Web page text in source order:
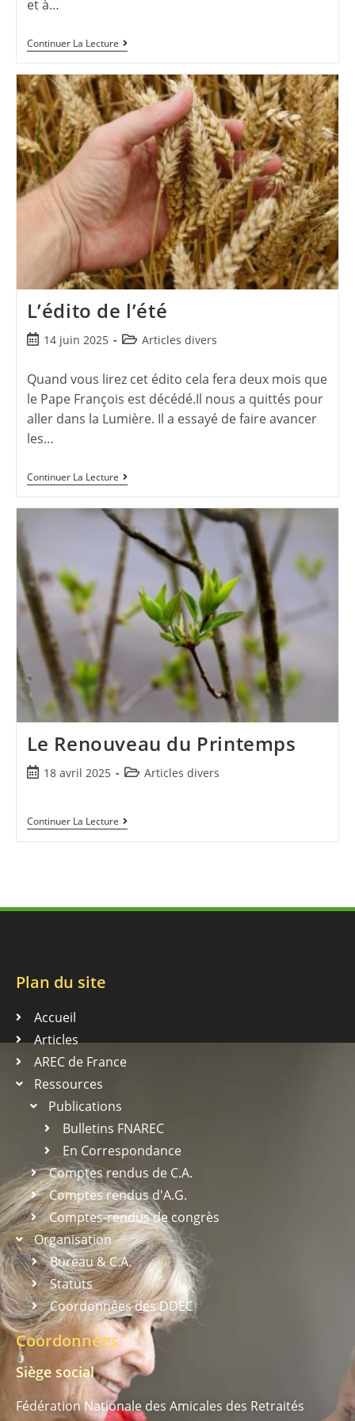
et à…
Continuer La Lecture
L’édito de l’été
14 juin 2025 Articles divers
Quand vous lirez cet édito cela fera deux mois que
le Pape François est décédé.Il nous a quittés pour
aller dans la Lumière. Il a essayé de faire avancer
les…
Continuer La Lecture
Le Renouveau du Printemps
18 avril 2025 Articles divers
Continuer La Lecture
Plan du site
Accueil
Articles
AREC de France
Ressources
Publications
Bulletins FNAREC
En Correspondance
Comptes rendus de C.A.
Comptes rendus d'A.G.
Comptes-rendus de congrès
Organisation
Bureau & C.A.
Statuts
Coordonnées des DDEC
Coordonnées
Siège social
Fédération Nationale des Amicales des Retraités